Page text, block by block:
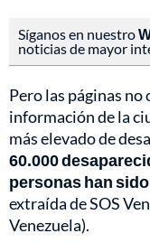
Síganos en nuestro
noticias de mayor
Pero las páginas
información de la
más elevado de
60.000
personas han
extraída de SOS
Venezuela).